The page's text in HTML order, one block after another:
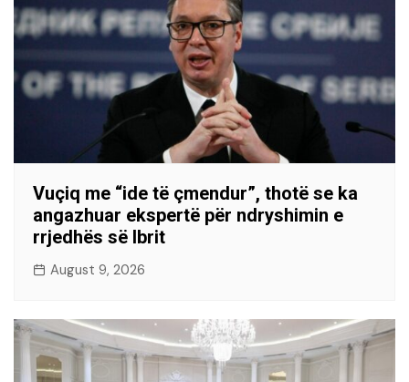
Vuçiq me “ide të çmendur”, thotë se ka
angazhuar ekspertë për ndryshimin e
rrjedhës së Ibrit
August 9, 2026